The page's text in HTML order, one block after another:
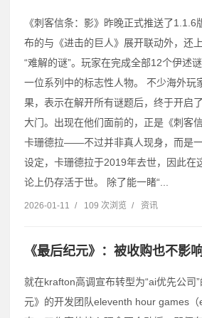
《刺客信条：影》昨晚正式推送了1.1.6
布的与《进击的巨人》展开联动外，还
“难解的谜”。玩家在完成全部12个伊述
一位系列中的标志性人物。 不少海外玩
果，表示在解开所有谜题后，终于开启
大门。出现在他们面前的，正是《刺客
卡珊德拉——不过并非真人现身，而是
设定，卡珊德拉于2019年去世，因此在
论上仍存活于世。 除了能一睹“...
2026-01-11 / 109 次浏览 / 资讯
《最后纪元》：被收购也不影
就在krafton高调宣布转型为“ai优先公司
元》的开发团队eleventh hour games（